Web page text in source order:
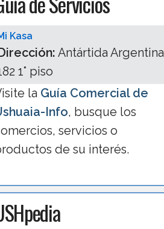
Kasa
Antártida Argentina
1° piso
la Guía Comercial de
Info, busque los
servicios o
de su interés.